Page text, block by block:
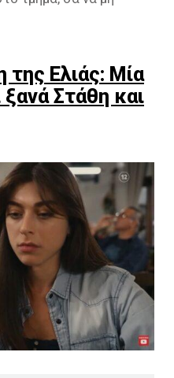
της Ελιάς: Μία
Στάθη και